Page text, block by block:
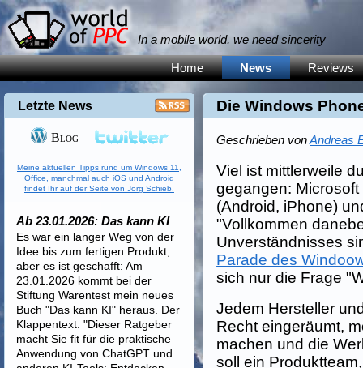
In a mobile world, we need sincerity
Home News Reviews
Die Windows
Geschrieben vonAndreas
Viel ist mittlerweile
gegangen:
(Android, iPhone)
"Vollkommen
Unverständnisses
Parade des
sich nur die Frage
Jedem Hersteller
Recht eingeräumt,
machen und die
soll ein
Letzte News
Blog
Meine aktuellen Tipps rund um Windows 11,
Office, manchmal auch iOS und Android
findet Ihr auf der Seite von Jörg Schieb.
Ab 23.01.2026: Das kann KI
Es war ein langer Weg von der
Idee bis zum fertigen Produkt,
aber es ist geschafft: Am
23.01.2026 kommt bei der
Stiftung Warentest mein neues
Buch "Das kann KI" heraus. Der
Klappentext: "Dieser Ratgeber
macht Sie fit für die praktische
Anwendung von ChatGPT und